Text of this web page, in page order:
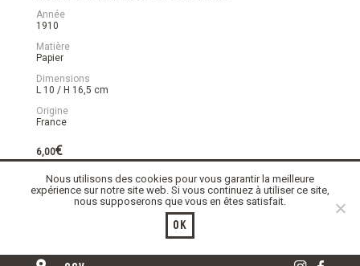
Année
1910
Matière
Papier
Dimensions
L 10 / H 16,5 cm
Origine
France
6,00€
En stock
X
Ajouter au panier
Nous utilisons des cookies pour vous garantir la meilleure
expérience sur notre site web. Si vous continuez à utiliser ce site,
nous supposerons que vous en êtes satisfait.
Ok